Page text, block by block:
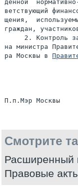
денной
ветствующий
щения,
граждан,
2. Контроль
на министра
ра Москвы в
Смотрите
Расширенный
Правовые